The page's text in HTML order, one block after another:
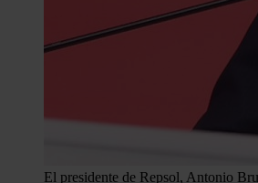
El presidente de Repsol, Antonio